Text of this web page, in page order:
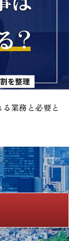
業務と必要と